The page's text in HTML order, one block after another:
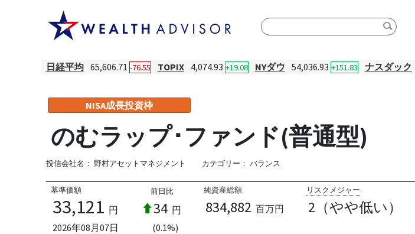
日経平均 65,606.71 -76.55 TOPIX 4,074.93 +19.08 NYダウ 54,036.93 +151.83 ナスダック
NISA成長投資枠
のむラップ･ファンド(普通型)
投信会社名： 野村アセットマネジメント カテゴリー： バランス
基準価額
33,121 円
2026年08月07日
前日比
34 円
(0.1%)
純資産総額
834,882 百万円
リスクメジャー
2（やや低い）